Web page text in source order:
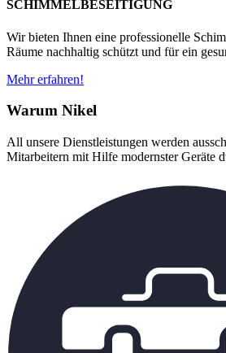
SCHIMMELBESEITIGUNG
Wir bieten Ihnen eine professionelle
Räume nachhaltig schützt und für ein
Mehr erfahren!
Warum Nikel
All unsere Dienstleistungen werden
Mitarbeitern mit Hilfe modernster Geräte